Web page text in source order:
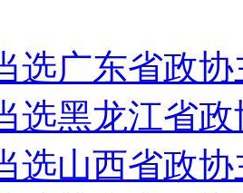
选广东省政协
选黑龙江省
选山西省政协